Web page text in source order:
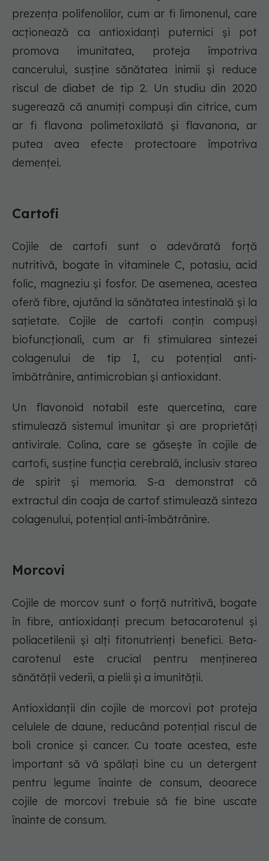
prezența polifenolilor, cum ar fi limonenul, care
acționează ca antioxidanți puternici și pot
promova imunitatea, proteja împotriva
cancerului, susține sănătatea inimii și reduce
riscul de diabet de tip 2. Un studiu din 2020
sugerează că anumiți compuși din citrice, cum
ar fi flavona polimetoxilată și flavanona, ar
putea avea efecte protectoare împotriva
demenței.
Cartofi
Cojile de cartofi sunt o adevărată forță
nutritivă, bogate în vitaminele C, potasiu, acid
folic, magneziu și fosfor. De asemenea, acestea
oferă fibre, ajutând la sănătatea intestinală și la
sațietate. Cojile de cartofi conțin compuși
biofuncționali, cum ar fi stimularea sintezei
colagenului de tip I, cu potențial anti-
îmbătrânire, antimicrobian și antioxidant.
Un flavonoid notabil este quercetina, care
stimulează sistemul imunitar și are proprietăți
antivirale. Colina, care se găsește în cojile de
cartofi, susține funcția cerebrală, inclusiv starea
de spirit și memoria. S-a demonstrat că
extractul din coaja de cartof stimulează sinteza
colagenului, potențial anti-îmbătrânire.
Morcovi
Cojile de morcov sunt o forță nutritivă, bogate
în fibre, antioxidanți precum betacarotenul și
poliacetilenii și alți fitonutrienți benefici. Beta-
carotenul este crucial pentru menținerea
sănătății vederii, a pielii și a imunității.
Antioxidanții din cojile de morcovi pot proteja
celulele de daune, reducând potențial riscul de
boli cronice și cancer. Cu toate acestea, este
important să vă spălați bine cu un detergent
pentru legume înainte de consum, deoarece
cojile de morcovi trebuie să fie bine uscate
înainte de consum.